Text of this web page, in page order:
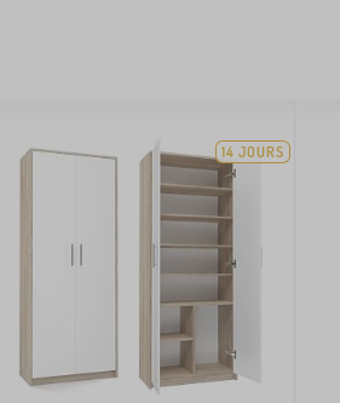
14 JOURS